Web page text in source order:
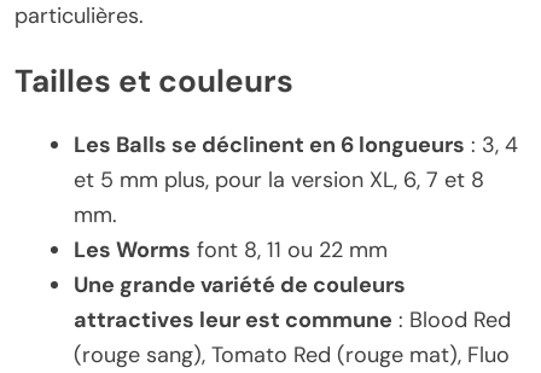
particulières.
Tailles et couleurs
Les Balls se déclinent en 6 longueurs : 3, 4
et 5 mm plus, pour la version XL, 6, 7 et 8
mm.
Les Worms font 8, 11 ou 22 mm
Une grande variété de couleurs
attractives leur est commune : Blood Red
(rouge sang), Tomato Red (rouge mat), Fluo